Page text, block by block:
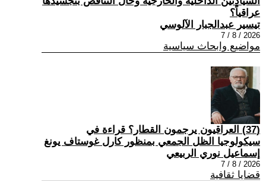
عراقياً؟
تيسير عبدالجبار الآلوسي
2026 / 8 / 7
مواضيع وابحاث سياسية
(37) العراقيون يرجمون القطار؟ قراءة في
سيكولوجيا الظل الجمعي بمنظور كارل غوستاف يونغ
إسماعيل نوري الربيعي
2026 / 8 / 7
قضايا ثقافية